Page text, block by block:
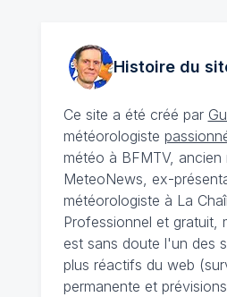
Histoire du
Ce site a été créé par
météorologiste
météo à BFMTV,
MeteoNews, ex-
météorologiste à La
Professionnel et gratuit,
est sans doute l'un des
plus réactifs du web
permanente et